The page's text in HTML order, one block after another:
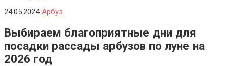
24.05.2024 Арбуз
Выбираем благоприятные дни для
посадки рассады арбузов по луне на
2026 год